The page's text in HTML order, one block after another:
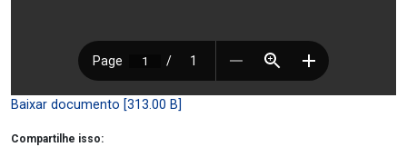
Baixar documento [313.00 B]
Compartilhe isso: